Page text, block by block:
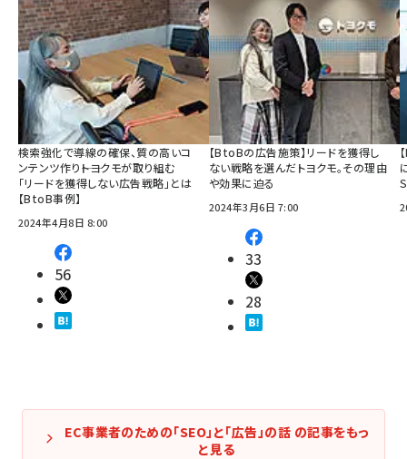
検索強化で導線の確保、質の高いコ
ンテンツ作り――トヨクモが取り組む
「リードを獲得しない広告戦略」とは
【BtoB事例】
2024年4月8日 8:00
56
【BtoBの広告施策】リードを獲得し
ない戦略を選んだトヨクモ。その理由
や効果に迫る
2024年3月6日 7:00
33
28
EC事業者のための「SEO」と「広告」の話 の記事をもっ
と見る